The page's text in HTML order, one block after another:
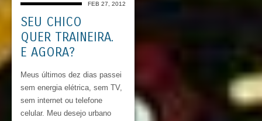
FEB 27, 2012
SEU CHICO
QUER TRAINEIRA.
E AGORA?
Meus últimos dez dias passei
sem energia elétrica, sem TV,
sem internet ou telefone
celular. Meu desejo urbano